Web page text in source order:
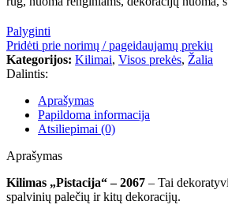
Palyginti
Pridėti prie norimų / pageidaujamų prekių
Kategorijos: Kilimai, Visos prekės, Žalia
Dalintis:
Aprašymas
Papildoma informacija
Atsiliepimai (0)
Aprašymas
Kilimas „Pistacija“ – 2067 – Tai
spalvinių palečių ir kitų dekoracijų.